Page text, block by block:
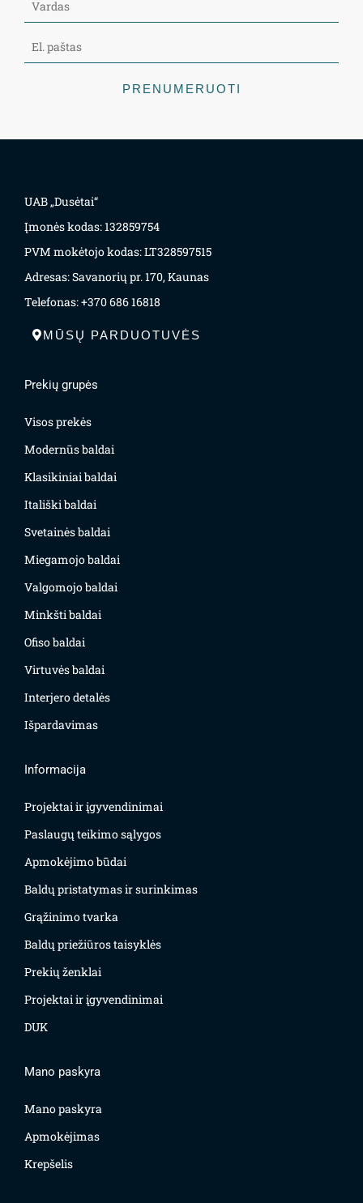
PRENUMERUOTI
UAB „Dusėtai“
Įmonės kodas: 132859754
PVM mokėtojo kodas: LT328597515
Adresas: Savanorių pr. 170, Kaunas
Telefonas: +370 686 16818
MŪSŲ PARDUOTUVĖS
Prekių grupės
Visos prekės
Modernūs baldai
Klasikiniai baldai
Itališki baldai
Svetainės baldai
Miegamojo baldai
Valgomojo baldai
Minkšti baldai
Ofiso baldai
Virtuvės baldai
Interjero detalės
Išpardavimas
Informacija
Projektai ir įgyvendinimai
Paslaugų teikimo sąlygos
Apmokėjimo būdai
Baldų pristatymas ir surinkimas
Grąžinimo tvarka
Baldų priežiūros taisyklės
Prekių ženklai
Projektai ir įgyvendinimai
DUK
Mano paskyra
Mano paskyra
Apmokėjimas
Krepšelis